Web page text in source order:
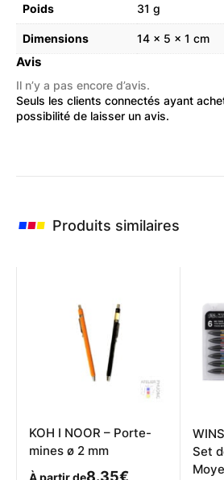
Poids 31 g
Dimensions 14 × 5 × 1 cm
Avis
Il n’y a pas encore d’avis.
Seuls les clients connectés ayant
possibilité de laisser un avis.
Produits similaires
KOH I NOOR – Porte-
mines ø 2 mm
À partir de8.35€
Set